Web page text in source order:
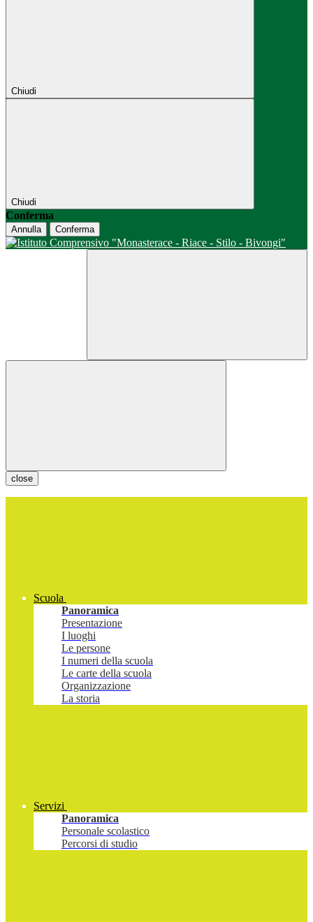
Chiudi
Chiudi
Conferma
Annulla Conferma
close
Scuola
Panoramica
Presentazione
I luoghi
Le persone
I numeri della scuola
Le carte della scuola
Organizzazione
La storia
Servizi
Panoramica
Personale scolastico
Percorsi di studio